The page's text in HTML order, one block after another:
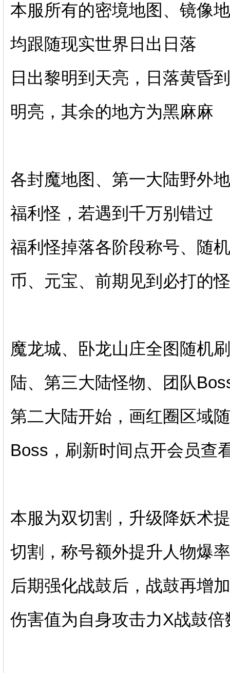
本服所有的密境地图、镜像
均跟随现实世界日出日落
日出黎明到天亮，日落黄昏
明亮，其余的地方为黑麻麻
各封魔地图、第一大陆野外
福利怪，若遇到千万别错过
福利怪掉落各阶段称号、随
币、元宝、前期见到必打的怪
魔龙城、卧龙山庄全图随机
陆、第三大陆怪物、团队
第二大陆开始，画红圈区域
Boss，刷新时间点开会员查
本服为双切割，升级降妖术
切割，称号额外提升人物爆率
后期强化战鼓后，战鼓再增
伤害值为自身攻击力X战鼓倍